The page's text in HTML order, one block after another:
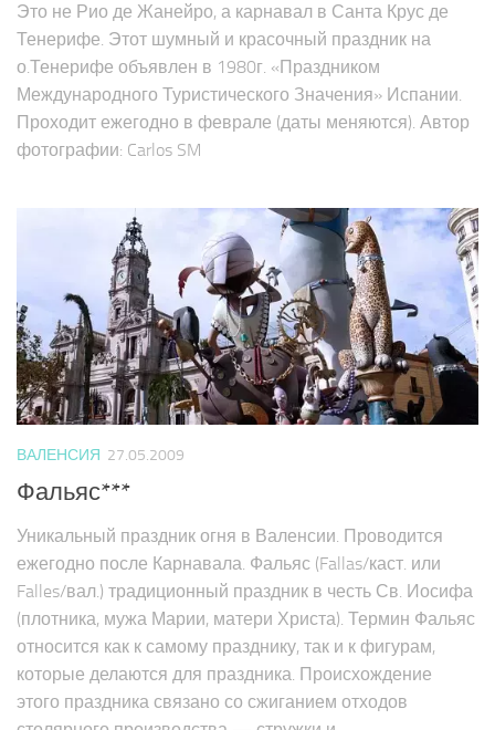
Это не Рио де Жанейро, а карнавал в Санта Крус де
Тенерифе. Этот шумный и красочный праздник на
о.Тенерифе объявлен в 1980г. «Праздником
Международного Туристического Значения» Испании.
Проходит ежегодно в феврале (даты меняются). Автор
фотографии: Carlos SM
ВАЛЕНСИЯ 27.05.2009
Фальяс***
Уникальный праздник огня в Валенсии. Проводится
ежегодно после Карнавала. Фальяс (Fallas/каст. или
Falles/вал.) традиционный праздник в честь Св. Иосифа
(плотника, мужа Марии, матери Христа). Термин Фальяс
относится как к самому празднику, так и к фигурам,
которые делаются для праздника. Происхождение
этого праздника связано со сжиганием отходов